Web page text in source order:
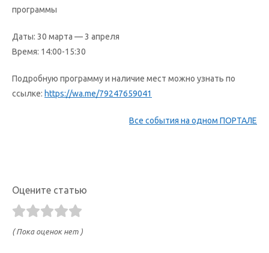
программы
Даты: 30 марта — 3 апреля
Время: 14:00-15:30
Подробную программу и наличие мест можно узнать по
ссылке: https://wa.me/79247659041
Все события на одном ПОРТАЛЕ
Оцените статью
( Пока оценок нет )